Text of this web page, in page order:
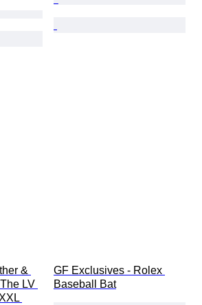
&
LV
GF Exclusives - Rolex
Baseball Bat